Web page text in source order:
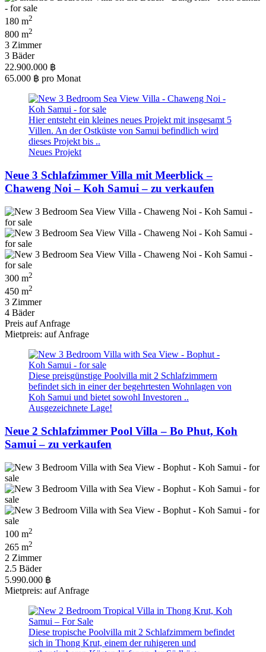
180 m2
800 m2
3 Zimmer
3 Bäder
22.900.000 ฿
65.000 ฿ pro Monat
Hier entsteht ein kleines neues Projekt mit insgesamt 5
Villen. An der Ostküste von Samui befindlich wird
dieses Projekt bis ..
Neues Projekt
Neue 3 Schlafzimmer Villa mit Meerblick –
Chaweng Noi – Koh Samui – zu verkaufen
300 m2
450 m2
3 Zimmer
4 Bäder
Preis auf Anfrage
Mietpreis: auf Anfrage
Diese preisgünstige Poolvilla mit 2 Schlafzimmern
befindet sich in einer der begehrtesten Wohnlagen von
Koh Samui und bietet sowohl Investoren ..
Ausgezeichnete Lage!
Neue 2 Schlafzimmer Pool Villa – Bo Phut, Koh
Samui – zu verkaufen
100 m2
265 m2
2 Zimmer
2.5 Bäder
5.990.000 ฿
Mietpreis: auf Anfrage
Diese tropische Poolvilla mit 2 Schlafzimmern befindet
sich in Thong Krut, einem der ruhigeren und